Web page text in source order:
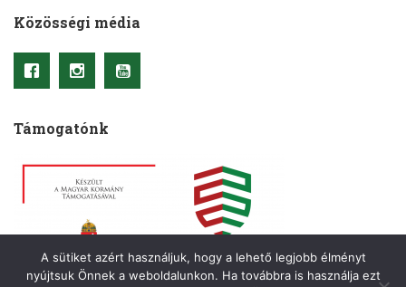
Közösségi média
Támogatónk
A sütiket azért használjuk, hogy a lehető legjobb élményt
nyújtsuk Önnek a weboldalunkon. Ha továbbra is használja ezt